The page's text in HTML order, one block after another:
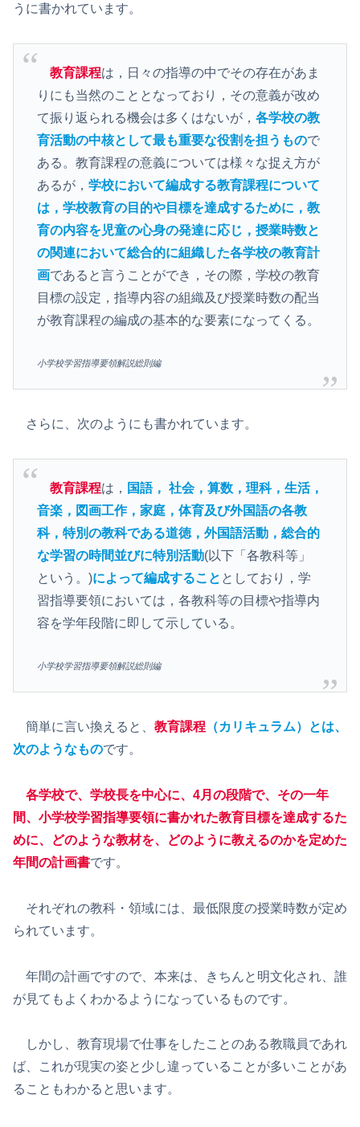
うに書かれています。
教育課程は，日々の指導の中でその存在があま
りにも当然のこととなっており，その意義が改め
て振り返られる機会は多くはないが， 各学校の教
育活動の中核として最も重要な役割を担うもので
ある。教育課程の意義については様々な捉え方が
あるが， 学校において編成する教育課程について
は，学校教育の目的や目標を達成するために，教
育の内容を児童の心身の発達に応じ，授業時数と
の関連において総合的に組織した各学校の教育計
画であると言うことができ，その際，学校の教育
目標の設定，指導内容の組織及び授業時数の配当
が教育課程の編成の基本的な要素になってくる。
小学校学習指導要領解説総則編
さらに、次のようにも書かれています。
教育課程は， 国語， 社会，算数，理科，生活，
音楽，図画工作，家庭，体育及び外国語の各教
科，特別の教科である道徳，外国語活動，総合的
な学習の時間並びに特別活動(以下「各教科等」
という。)によって編成すること としており，学
習指導要領においては，各教科等の目標や指導内
容を学年段階に即して示している。
小学校学習指導要領解説総則編
簡単に言い換えると、 教育課程 （カリ キュラム）
とは、
次のようなものです。
各学校で、学校長を中心に、4月の段階で、その一年
間、小学校学習指導要領に書かれた教育目標を達成するた
めに、どのような教材を、どのように教えるのかを定めた
年間の計画書です。
それぞれの教科・領域には、最低限度の授業時数が定め
られています。
年間の計画ですので、本来は、きちんと明文化され、誰
が見てもよくわかるようになっているものです。
しかし、教育現場で仕事をしたことのある教職員であれ
ば、これが現実の姿と少し違っていることが多いことがあ
ることもわかると思います。